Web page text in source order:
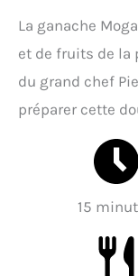
La ganache
et de fruits de la
du grand chef
préparer cette
15